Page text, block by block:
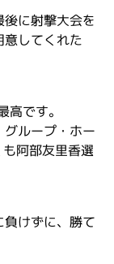
に射撃大会を
してくれた
です。
ループ・ホー
阿部友里香選
けずに、勝て